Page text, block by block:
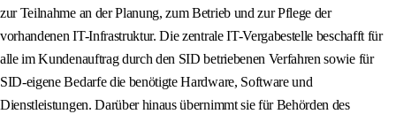
zur Teilnahme an der Planung, zum Betrieb und zur Pflege der
vorhandenen IT-Infrastruktur. Die zentrale IT-Vergabestelle beschafft für
alle im Kundenauftrag durch den SID betriebenen Verfahren sowie für
SID-eigene Bedarfe die benötigte Hardware, Software und
Dienstleistungen. Darüber hinaus übernimmt sie für Behörden des